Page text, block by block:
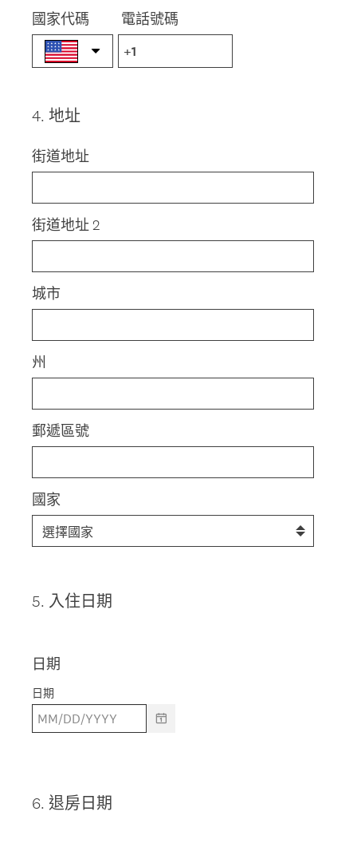
國家代碼 電話號碼
Question
4. 地址
街道地址
街道地址 2
城市
州
郵遞區號
國家
Question
5. 入住日期
日期
日期
Question
6. 退房日期